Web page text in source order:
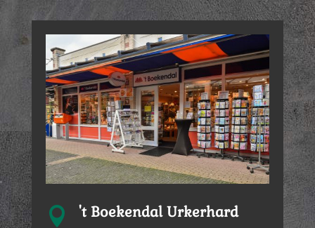
 't Boekendal Urkerhard